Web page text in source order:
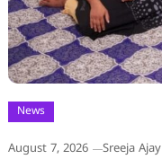
News
August 7, 2026 Sreeja Ajay